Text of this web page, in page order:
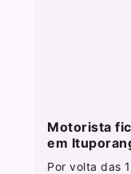
Motorista
em
Por volta das